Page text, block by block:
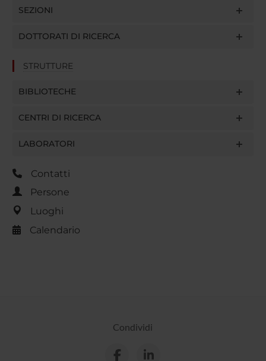
SEZIONI
DOTTORATI DI RICERCA
STRUTTURE
BIBLIOTECHE
CENTRI DI RICERCA
LABORATORI
Contatti
Persone
Luoghi
Calendario
Condividi